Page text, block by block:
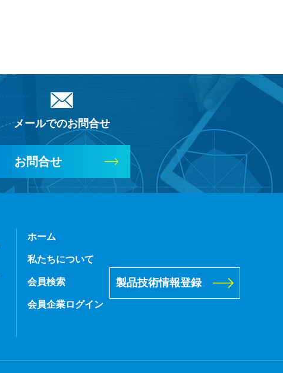
メールでのお問合せ
お問合せ
ホーム
私たちについて
会員検索
会員企業ログイン
製品技術情報登録